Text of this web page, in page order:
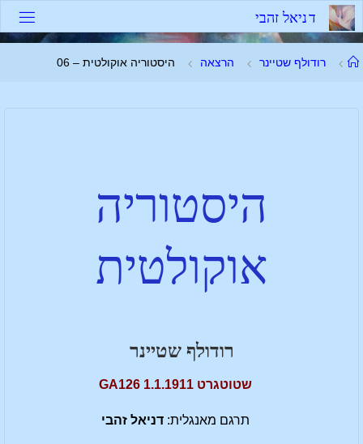
דניאל זהבי
רודולף שטיינר הרצאה היסטוריה אוקולטית – 06
היסטוריה
אוקולטית
רודולף שטיינר
שטוטגרט 1.1.1911 GA126
תרגם מאנגלית:דניאל זהבי